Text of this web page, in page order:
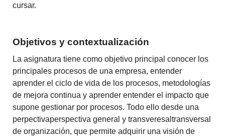
cursar.
Objetivos y contextualización
La asignatura tiene como objetivo principal conocer los
principales procesos de una empresa, entender
aprender el ciclo de vida de los procesos, metodologías
de mejora continua y aprender entender el impacto que
supone gestionar por procesos. Todo ello desde una
perpectivaperspectiva general y transveresaltransversal
de organización, que permite adquirir una visión de